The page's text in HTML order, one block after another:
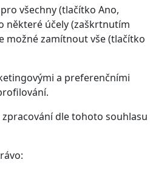
všechny (tlačítko Ano,
některé účely (zaškrtnutím
možné zamítnout vše (tlačítko
a preferenčními
dle tohoto souhlasu